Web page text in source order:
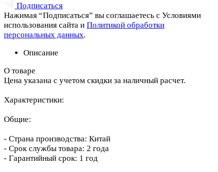
Подписаться
Нажимая “Подписаться” вы соглашаетесь с Условиями
использования сайта и Политикой обработки
персональных данных.
Описание
О товаре
Цена указана с учетом скидки за наличный расчет.
Характеристики:
Общие:
- Страна производства: Китай
- Срок службы товара: 2 года
- Гарантийный срок: 1 год